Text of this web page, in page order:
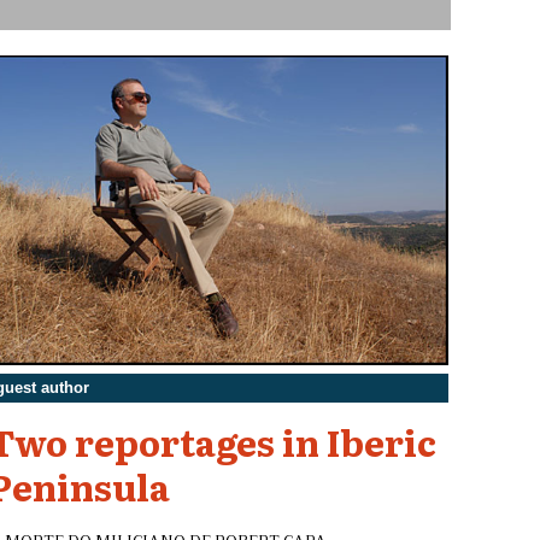
author
reportages in Iberic